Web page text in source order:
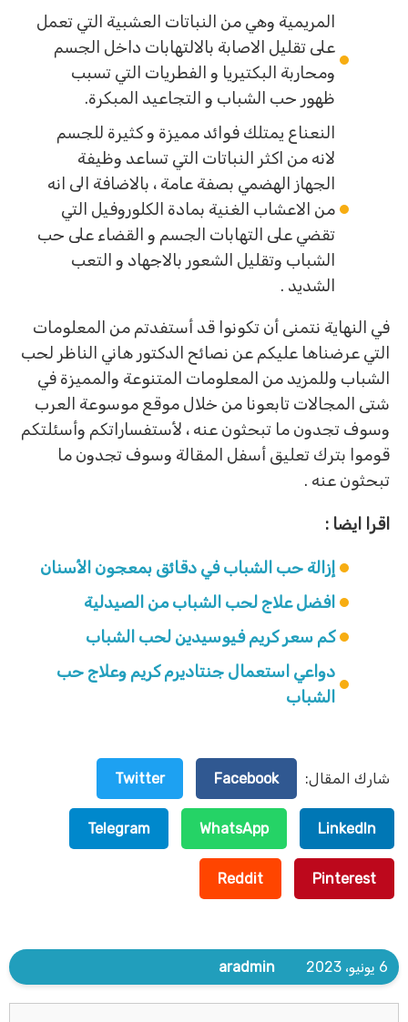
المريمية وهي من النباتات العشبية التي تعمل
على تقليل الاصابة بالالتهابات داخل الجسم
ومحاربة البكتيريا و الفطريات التي تسبب
ظهور حب الشباب و التجاعيد المبكرة.
النعناع يمتلك فوائد مميزة و كثيرة للجسم
لانه من اكثر النباتات التي تساعد وظيفة
الجهاز الهضمي بصفة عامة ، بالاضافة الى انه
من الاعشاب الغنية بمادة الكلوروفيل التي
تقضي على التهابات الجسم و القضاء على حب
الشباب وتقليل الشعور بالاجهاد و التعب
الشديد .
في النهاية نتمنى أن تكونوا قد أستفدتم من المعلومات
التي عرضناها عليكم عن نصائح الدكتور هاني الناظر لحب
الشباب وللمزيد من المعلومات المتنوعة والمميزة في
شتى المجالات تابعونا من خلال موقع موسوعة العرب
وسوف تجدون ما تبحثون عنه ، لأستفساراتكم وأسئلتكم
قوموا بترك تعليق أسفل المقالة وسوف تجدون ما
تبحثون عنه .
اقرا ايضا :
إزالة حب الشباب في دقائق بمعجون الأسنان
افضل علاج لحب الشباب من الصيدلية
كم سعر كريم فيوسيدين لحب الشباب
دواعي استعمال جنتاديرم كريم وعلاج حب
الشباب
شارك المقال: Facebook
Twitter
LinkedIn
WhatsApp
Telegram
Pinterest
Reddit
6 يونيو، 2023 aradmin